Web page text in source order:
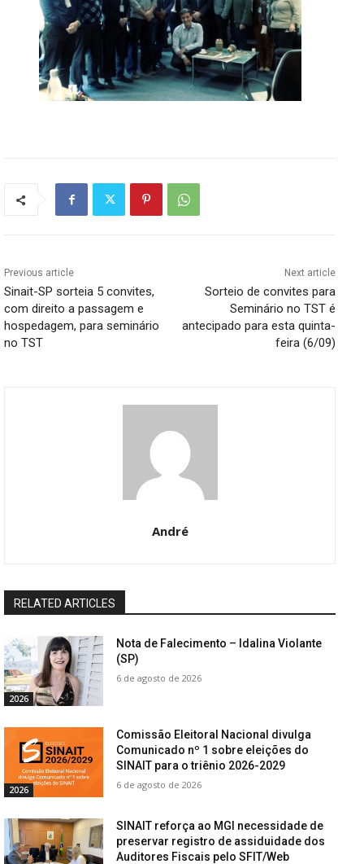
Previous article
Sinait-SP sorteia 5 convites,
com direito a passagem e
hospedagem, para seminário
no TST
Next article
Sorteio de convites para
Seminário no TST é
antecipado para esta quinta-
feira (6/09)
André
RELATED ARTICLES
2026
Nota de Falecimento – Idalina Violante
(SP)
6 de agosto de 2026
2026
Comissão Eleitoral Nacional divulga
Comunicado nº 1 sobre eleições do
SINAIT para o triênio 2026-2029
6 de agosto de 2026
SINAIT reforça ao MGI necessidade de
preservar registro de assiduidade dos
Auditores Fiscais pelo SFIT/Web